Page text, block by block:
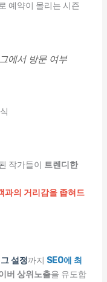
예약이 몰리는 시즌
에서 방문 여부
작가들이 트렌디한
과의 거리감을 좁혀드
설정까지 SEO에 최
버 상위노출을 유도합